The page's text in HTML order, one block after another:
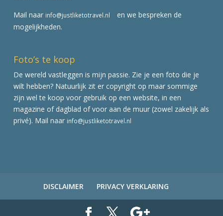
Mail naar info@justliketotravel.nl
en we bespreken de
mogelijkheden.
Foto’s te koop
De wereld vastleggen is mijn passie. Zie je een foto die je
wilt hebben? Natuurlijk zit er copyright op maar sommige
zijn wel te koop voor gebruik op een website, in een
magazine of dagblad of voor aan de muur (zowel zakelijk als
privé). Mail naar info@justliketotravel.nl
DISCLAIMER PRIVACY VERKLARING